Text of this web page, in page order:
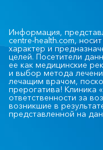
Информация,
centre-health.com,
характер и
целей. Посетители
ее как медицинские
и выбор метода
лечащим врачом,
прерогатива! Клиника
ответственности за
возникшие в
представленной на